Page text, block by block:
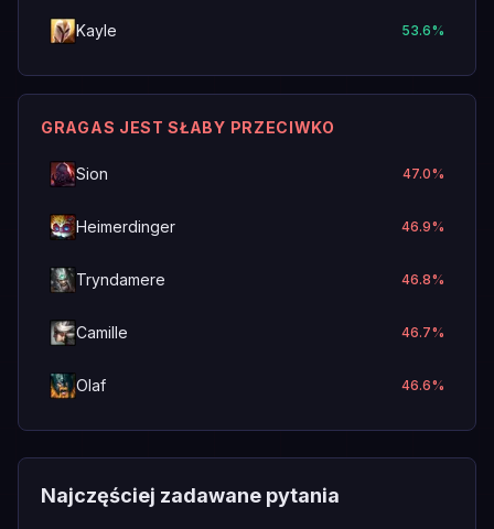
Kayle 53.6%
GRAGAS JEST SŁABY PRZECIWKO
Sion 47.0%
Heimerdinger 46.9%
Tryndamere 46.8%
Camille 46.7%
Olaf 46.6%
Najczęściej zadawane pytania